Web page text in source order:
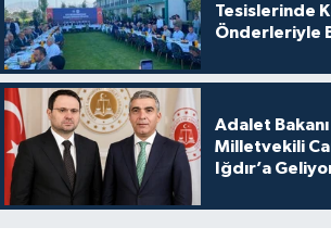
Tesislerinde
Önderleriyle
Adalet
Milletvekili
Iğdır’a